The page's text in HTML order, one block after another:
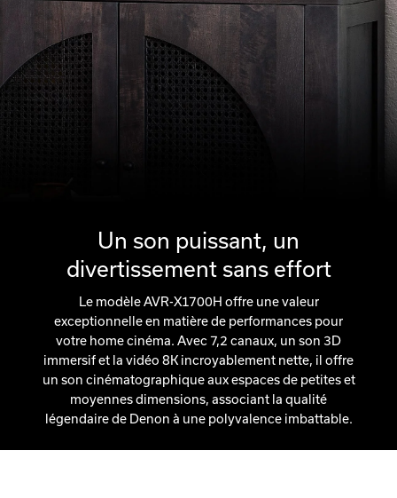
Un son puissant, un
divertissement sans effort
Le modèle AVR-X1700H offre une valeur
exceptionnelle en matière de performances pour
votre home cinéma. Avec 7,2 canaux, un son 3D
immersif et la vidéo 8K incroyablement nette, il offre
un son cinématographique aux espaces de petites et
moyennes dimensions, associant la qualité
légendaire de Denon à une polyvalence imbattable.